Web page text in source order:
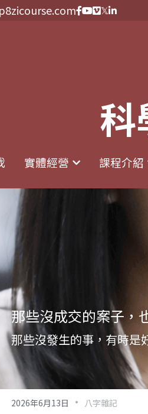
科
實體經營 課程介紹
科
實體經營 課程介紹
那些沒成交的案子，
那些沒發生的事，有時是
2026年6月13日 · 八字雜記